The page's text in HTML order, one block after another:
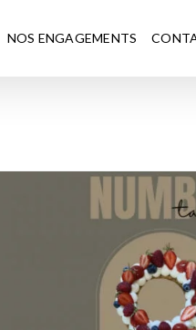
NOS ENGAGEMENTS